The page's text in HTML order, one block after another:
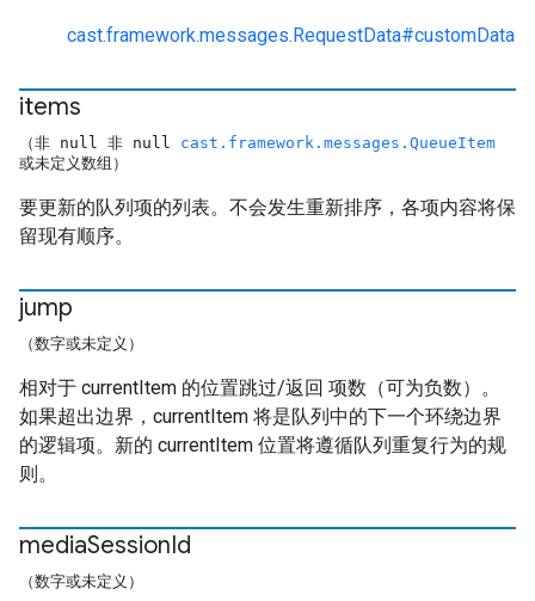
cast.framework.messages.RequestData#customData
items
（非 null 非 null cast.framework.messages.QueueItem
或未定义数组）
要更新的队列项的列表。不会发生重新排序，各项内容将保
留现有顺序。
jump
（数字或未定义）
相对于 currentItem 的位置跳过/返回 项数（可为负数）。
如果超出边界，currentItem 将是队列中的下一个环绕边界
的逻辑项。新的 currentItem 位置将遵循队列重复行为的规
则。
mediaSessionId
（数字或未定义）